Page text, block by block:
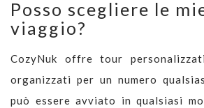
Posso scegliere le
viaggio?
CozyNuk offre tour
organizzati per un numero
può essere avviato in qualsiasi